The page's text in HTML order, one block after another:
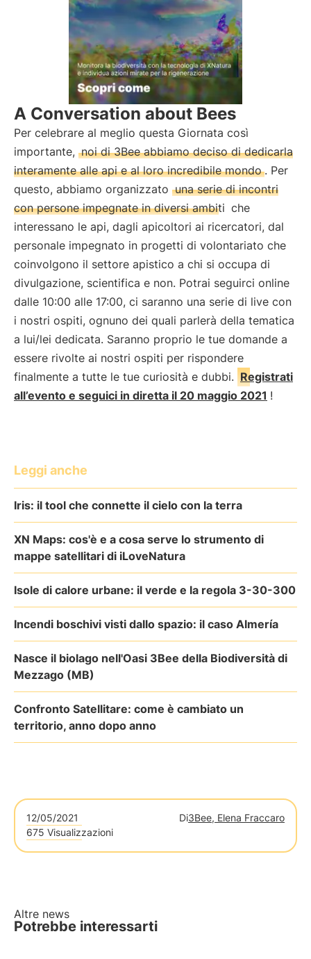
A Conversation about Bees
Per celebrare al meglio questa Giornata così
importante, noi di 3Bee abbiamo deciso di dedicarla
interamente alle api e al loro incredibile mondo . Per
questo, abbiamo organizzato una serie di incontri
con persone impegnate in diversi ambiti che
interessano le api, dagli apicoltori ai ricercatori, dal
personale impegnato in progetti di volontariato che
coinvolgono il settore apistico a chi si occupa di
divulgazione, scientifica e non. Potrai seguirci online
dalle 10:00 alle 17:00, ci saranno una serie di live con
i nostri ospiti, ognuno dei quali parlerà della tematica
a lui/lei dedicata. Saranno proprio le tue domande a
essere rivolte ai nostri ospiti per rispondere
finalmente a tutte le tue curiosità e dubbi. Registrati
all’evento e seguici in diretta il 20 maggio 2021 !
Leggi anche
Iris: il tool che connette il cielo con la terra
XN Maps: cos'è e a cosa serve lo strumento di
mappe satellitari di iLoveNatura
Isole di calore urbane: il verde e la regola 3-30-300
Incendi boschivi visti dallo spazio: il caso Almería
Nasce il biolago nell'Oasi 3Bee della Biodiversità di
Mezzago (MB)
Confronto Satellitare: come è cambiato un
territorio, anno dopo anno
12/05/2021 Di3Bee, Elena Fraccaro
675 Visualizzazioni
Altre news
Potrebbe interessarti